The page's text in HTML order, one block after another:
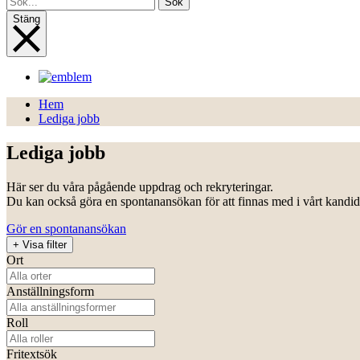
Stäng
Hem
Lediga jobb
Lediga jobb
Här ser du våra pågående uppdrag och rekryteringar.
Du kan också göra en spontanansökan för att finnas med i vårt
Gör en spontanansökan
+ Visa filter
Ort
Anställningsform
Roll
Fritextsök